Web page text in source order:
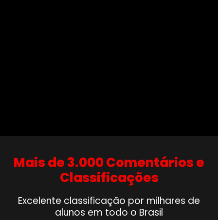
Mais de 3.000 Comentários e
Classificações
Excelente classificação por milhares de
alunos em todo o Brasil